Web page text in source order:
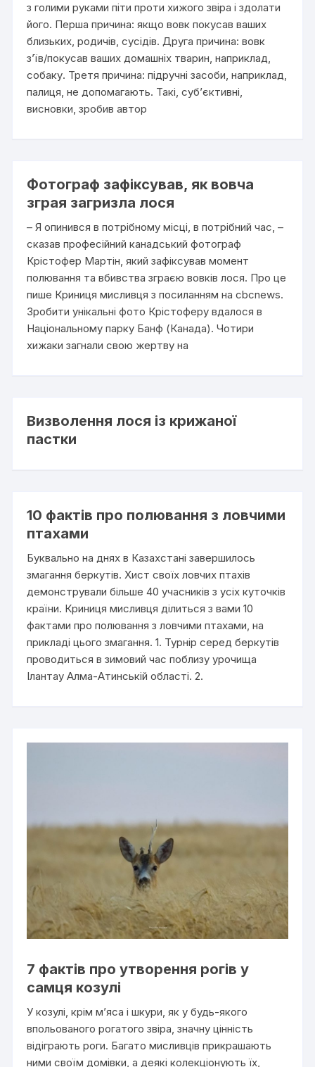
з голими руками піти проти хижого звіра і здолати
його. Перша причина: якщо вовк покусав ваших
близьких, родичів, сусідів. Друга причина: вовк
з’їв/покусав ваших домашніх тварин, наприклад,
собаку. Третя причина: підручні засоби, наприклад,
палиця, не допомагають. Такі, суб’єктивні,
висновки, зробив автор
Фотограф зафіксував, як вовча
зграя загризла лося
– Я опинився в потрібному місці, в потрібний час, –
сказав професійний канадський фотограф
Крістофер Мартін, який зафіксував момент
полювання та вбивства зграєю вовків лося. Про це
пише Криниця мисливця з посиланням на cbcnews.
Зробити унікальні фото Крістоферу вдалося в
Національному парку Банф (Канада). Чотири
хижаки загнали свою жертву на
Визволення лося із крижаної
пастки
10 фактів про полювання з ловчими
птахами
Буквально на днях в Казахстані завершилось
змагання беркутів. Хист своїх ловчих птахів
демонстрували більше 40 учасників з усіх куточків
країни. Криниця мисливця ділиться з вами 10
фактами про полювання з ловчими птахами, на
прикладі цього змагання. 1. Турнір серед беркутів
проводиться в зимовий час поблизу урочища
Ілантау Алма-Атинській області. 2.
7 фактів про утворення рогів у
самця козулі
У козулі, крім м’яса і шкури, як у будь-якого
впольованого рогатого звіра, значну цінність
відіграють роги. Багато мисливців прикрашають
ними своїм домівки, а деякі колекціонують їх,